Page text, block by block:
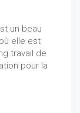
un beau
elle est
travail de
pour la